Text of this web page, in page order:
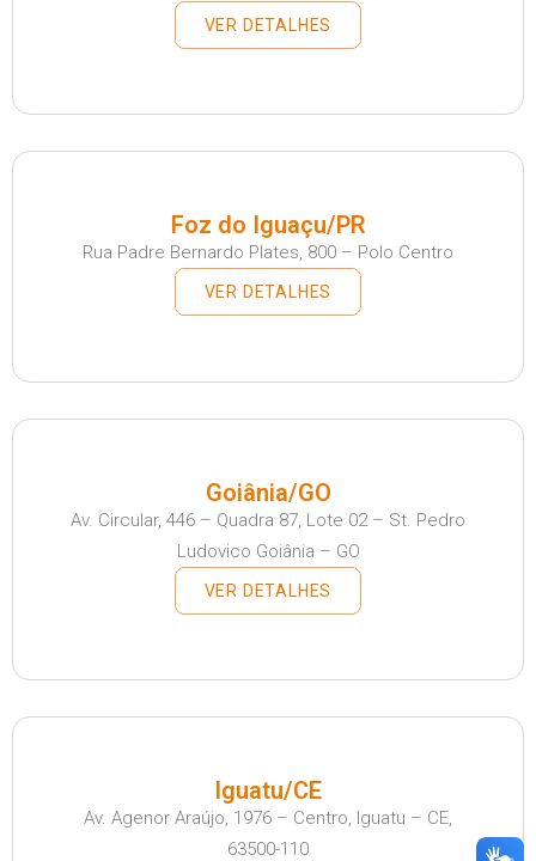
VER DETALHES
Foz do Iguaçu/PR
Rua Padre Bernardo Plates, 800 – Polo Centro
VER DETALHES
Goiânia/GO
Av. Circular, 446 – Quadra 87, Lote 02 – St. Pedro
Ludovico Goiânia – GO
VER DETALHES
Iguatu/CE
Av. Agenor Araújo, 1976 – Centro, Iguatu – CE,
63500-110